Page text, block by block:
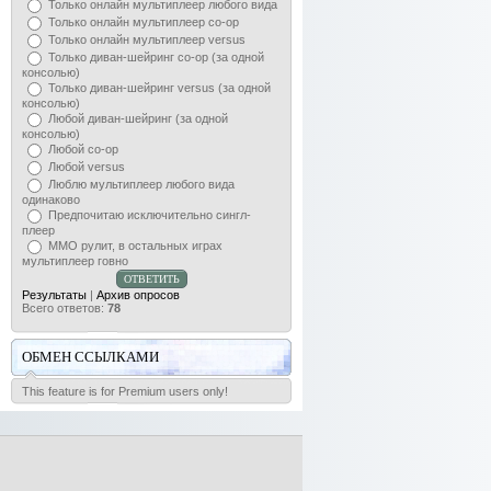
Только онлайн мультиплеер любого вида
Только онлайн мультиплеер co-op
Только онлайн мультиплеер versus
Только диван-шейринг сo-op (за одной
консолью)
Только диван-шейринг versus (за одной
консолью)
Любой диван-шейринг (за одной
консолью)
Любой co-op
Любой versus
Люблю мультиплеер любого вида
одинаково
Предпочитаю исключительно сингл-
плеер
ММО рулит, в остальных играх
мультиплеер говно
Результаты | Архив опросов
Всего ответов: 78
ОБМЕН ССЫЛКАМИ
This feature is for Premium users only!